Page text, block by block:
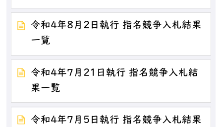
令和4年8月2日執行 指名競争入札結果
一覧
令和4年7月21日執行 指名競争入札結
果一覧
令和4年7月5日執行 指名競争入札結果